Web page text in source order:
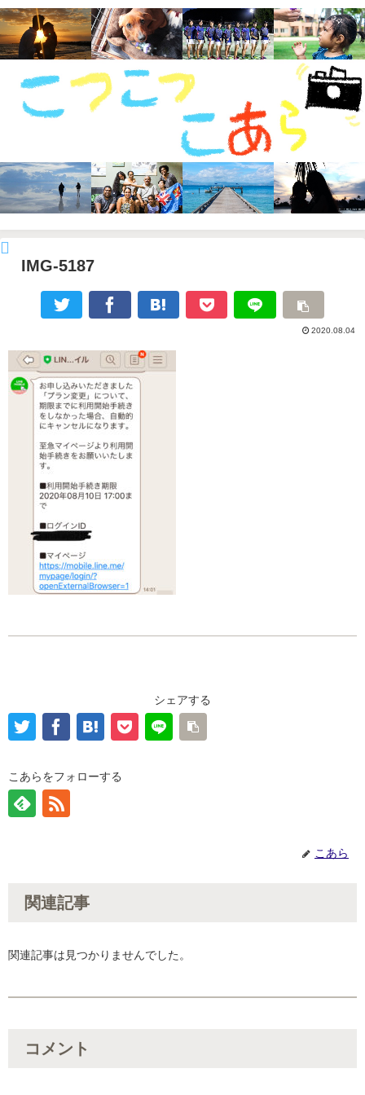
IMG-5187
2020.08.04
シェアする
こあらをフォローする
こあら
関連記事
関連記事は見つかりませんでした。
コメント